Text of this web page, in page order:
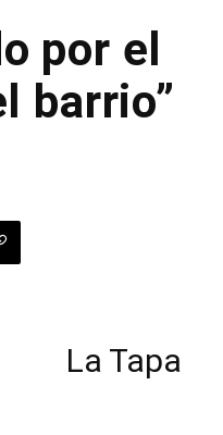
por el
barrio”
La Tapa